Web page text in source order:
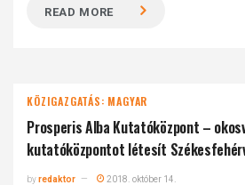
READ MORE
KÖZIGAZGATÁS: MAGYAR
Prosperis Alba Kutatóközpont –
kutatóközpontot létesít
byredaktor 2018. október 14.